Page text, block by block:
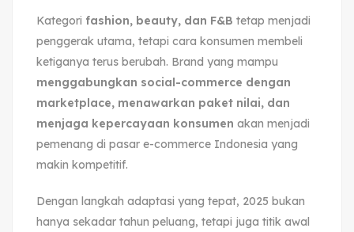
Kategori fashion, beauty, dan F&B tetap menjadi
penggerak utama, tetapi cara konsumen membeli
ketiganya terus berubah. Brand yang mampu
menggabungkan social-commerce dengan
marketplace, menawarkan paket nilai, dan
menjaga kepercayaan konsumen akan menjadi
pemenang di pasar e-commerce Indonesia yang
makin kompetitif.
Dengan langkah adaptasi yang tepat, 2025 bukan
hanya sekadar tahun peluang, tetapi juga titik awal